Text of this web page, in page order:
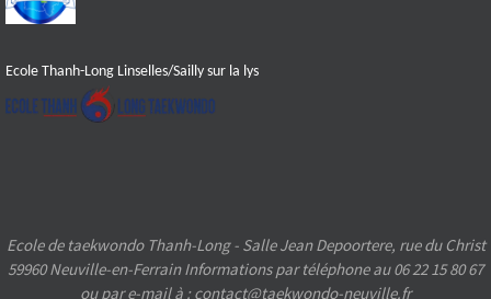
Ecole Thanh-Long Linselles/Sailly sur la lys
Ecole de taekwondo Thanh-Long - Salle Jean Depoortere, rue du Christ
59960 Neuville-en-Ferrain Informations par téléphone au 06 22 15 80 67
ou par e-mail à : contact@taekwondo-neuville.fr